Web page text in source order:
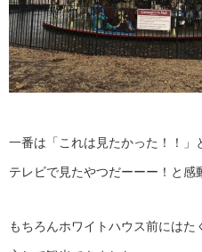
一番は「これは見たかった！！」
テレビで見たやつだーーー！と感
もちろんホワイトハウス前には